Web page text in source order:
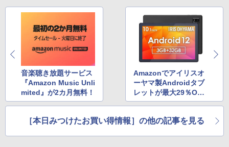
音楽聴き放題サービス
『Amazon Music Unli
mited』が2カ月無料！
Amazonでアイリスオ
ーヤマ製Androidタブ
レットが最大29％OF
F、さらに10％OFFク
［本日みつけたお買い得情報］の他の記事を見る